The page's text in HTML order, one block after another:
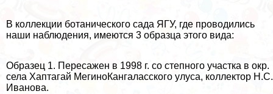
В коллекции ботанического сада ЯГУ, где проводились
наши наблюдения, имеются 3 образца этого вида:
Образец 1. Пересажен в 1998 г. со степного участка в окр.
села Хаптагай МегиноКангаласского улуса, коллектор Н.С.
Иванова.